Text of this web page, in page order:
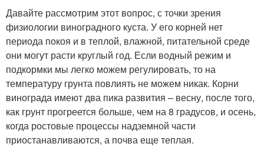
Давайте рассмотрим этот вопрос, с точки зрения
физиологии виноградного куста. У его корней нет
периода покоя и в теплой, влажной, питательной среде
они могут расти круглый год. Если водный режим и
подкормки мы легко можем регулировать, то на
температуру грунта повлиять не можем никак. Корни
винограда имеют два пика развития – весну, после того,
как грунт прогреется больше, чем на 8 градусов, и осень,
когда ростовые процессы надземной части
приостанавливаются, а почва еще теплая.